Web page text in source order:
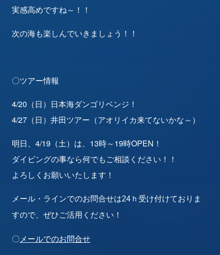
実感高めですね～！！
次の海も楽しんでいきましょう！！
〇ツアー情報
4/20（日）日本海ダンゴリベンジ！
4/27（日）井田ツアー（アオリイカ来てないかな～）
明日、4/19（土）は、13時～19時OPEN！
ダイビングの事なら何でもご相談ください！！
よろしくお願いいたします！
メール・ラインでのお問合せは24ｈ受け付けておりま
すので、ぜひご活用ください！
〇 メールでのお問合せ